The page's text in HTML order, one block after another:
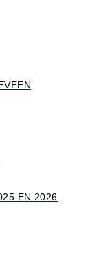
EN 2026